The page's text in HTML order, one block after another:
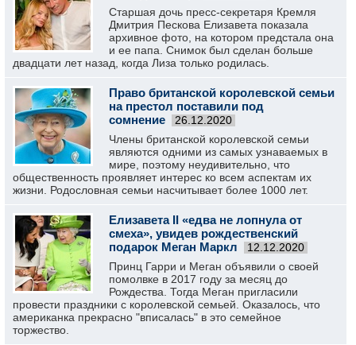
Старшая дочь пресс-секретаря Кремля
Дмитрия Пескова Елизавета показала
архивное фото, на котором предстала она
и ее папа. Снимок был сделан больше
двадцати лет назад, когда Лиза только родилась.
Право британской королевской семьи
на престол поставили под
сомнение
26.12.2020
Члены британской королевской семьи
являются одними из самых узнаваемых в
мире, поэтому неудивительно, что
общественность проявляет интерес ко всем аспектам их
жизни. Родословная семьи насчитывает более 1000 лет.
Елизавета II «едва не лопнула от
смеха», увидев рождественский
подарок Меган Маркл
12.12.2020
Принц Гарри и Меган объявили о своей
помолвке в 2017 году за месяц до
Рождества. Тогда Меган пригласили
провести праздники с королевской семьей. Оказалось, что
американка прекрасно "вписалась" в это семейное
торжество.